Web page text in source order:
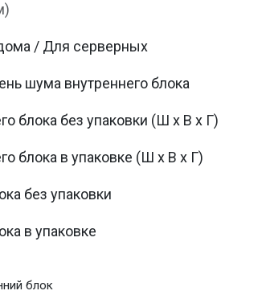
/ Для серверных
шума внутреннего блока
блока без упаковки (Ш х В х Г)
блока в упаковке (Ш х В х Г)
без упаковки
в упаковке
блок